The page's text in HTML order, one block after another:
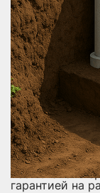
Устройство
Выполняется
Затем
единую
Контроль
После
включая
контроль.
28 дней.
Фундамент
обеспечивает
устойчивость
проблемного
всех этапов
гарантией на